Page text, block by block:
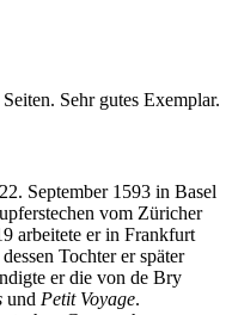
Sehr gutes Exemplar.
September 1593 in Basel
vom Züricher
arbeitete er in Frankfurt
Tochter er später
er die von de Bry
und Petit Voyage.